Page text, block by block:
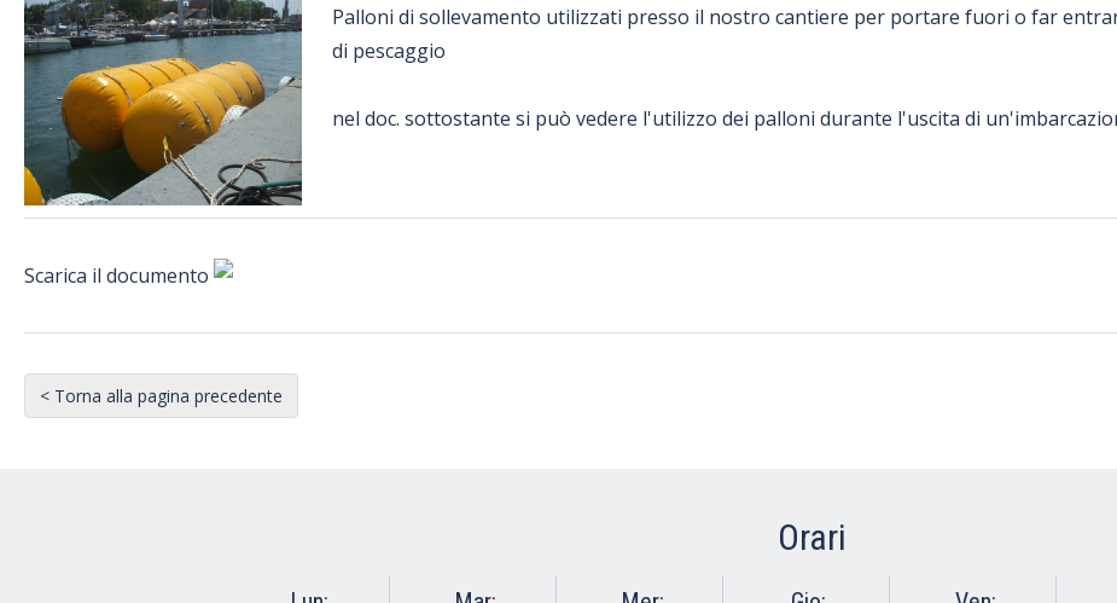
Palloni di sollevamento utilizzati presso il nostro cantiere per portare fuori o far
di pescaggio
nel doc. sottostante si può vedere l'utilizzo dei palloni durante l'uscita di
Scarica il documento
< Torna alla pagina precedente
Orari